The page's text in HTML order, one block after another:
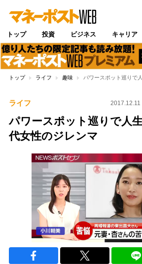
トップ 投資 ビジネス キャリア
トップ ライフ 趣味 パワースポット巡りで
ライフ
パワースポット巡りで人
代女性のジレンマ